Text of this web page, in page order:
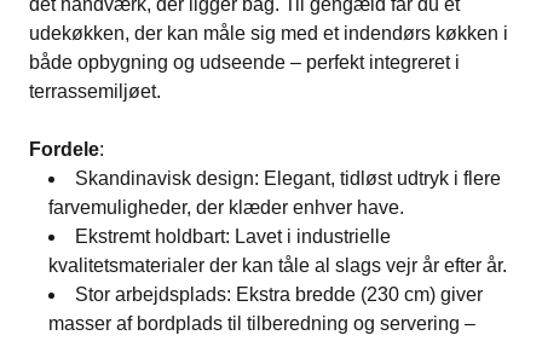
det håndværk, der ligger bag​. Til gengæld får du et
udekøkken, der kan måle sig med et indendørs køkken i
både opbygning og udseende – perfekt integreret i
terrassemiljøet.
Fordele:
Skandinavisk design: Elegant, tidløst udtryk i flere
farvemuligheder, der klæder enhver have​.
Ekstremt holdbart: Lavet i industrielle
kvalitetsmaterialer der kan tåle al slags vejr år efter år​.
Stor arbejdsplads: Ekstra bredde (230 cm) giver
masser af bordplads til tilberedning og servering​ –